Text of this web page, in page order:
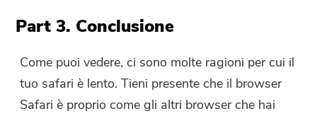
Part 3. Conclusione
Come puoi vedere, ci sono molte ragioni per cui il
tuo safari è lento. Tieni presente che il browser
Safari è proprio come gli altri browser che hai